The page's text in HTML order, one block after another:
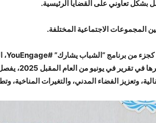
بشكل تعاوني على القضايا الرئيسية.
المجموعات الاجتماعية المختلفة.
كجزء من برنامج “الشباب يشارك” #YouEngage
من جميع أنحاء
وتعزيز الفضاء المدني، والتغيرات المناخية،